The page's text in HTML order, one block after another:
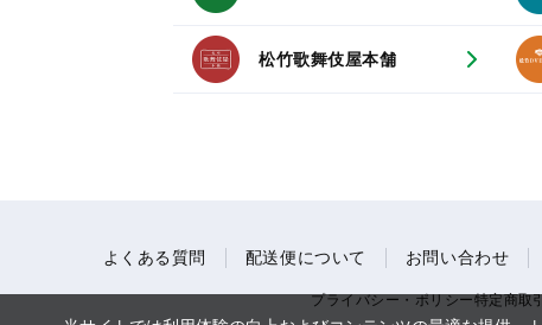
松竹歌舞伎屋本舗
よくある質問 配送便について お問い合わせ
プライバシー・ポリシー特定商取